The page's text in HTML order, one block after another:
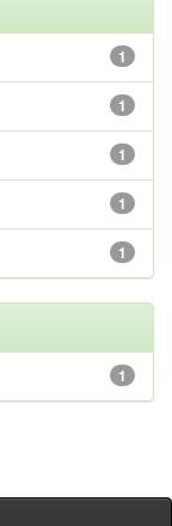
1
1
1
1
1
1